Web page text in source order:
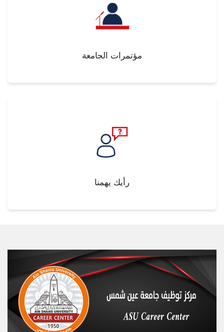
مؤتمرات الجامعة
رأيك يهمنا